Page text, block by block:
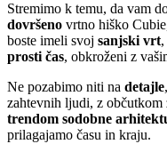
Stremimo k temu, da vam
dovršeno vrtno hiško
boste imeli svoj sanjski vrt
prosti čas, obkroženi z
Ne pozabimo niti na detajle
zahtevnih ljudi, z občutkom
trendom sodobne
prilagajamo času in kraju.